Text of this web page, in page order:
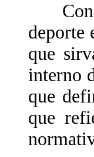
Con
deporte
que
interno
que
que